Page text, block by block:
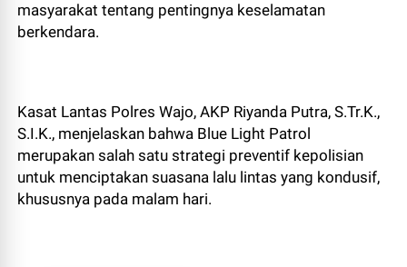
masyarakat tentang pentingnya keselamatan
berkendara.
Kasat Lantas Polres Wajo, AKP Riyanda Putra, S.Tr.K.,
S.I.K., menjelaskan bahwa Blue Light Patrol
merupakan salah satu strategi preventif kepolisian
untuk menciptakan suasana lalu lintas yang kondusif,
khususnya pada malam hari.